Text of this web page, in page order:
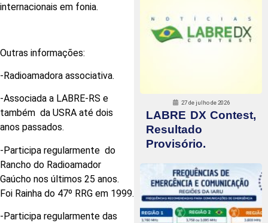
internacionais em fonia.
Outras informações:
-Radioamadora associativa.
-Associada a LABRE-RS e
também da USRA até dois
anos passados.
-Participa regularmente do
Rancho do Radioamador
Gaúcho nos últimos 25 anos.
Foi Rainha do 47º RRG em 1999.
-Participa regularmente das
27 de julho de 2026
LABRE DX Contest,
Resultado
Provisório.